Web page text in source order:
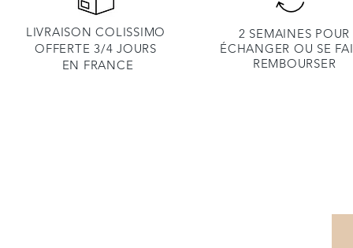
LIVRAISON COLISSIMO
OFFERTE 3/4 JOURS
EN FRANCE
2 SEMAINES POUR
ÉCHANGER OU SE
REMBOURSER